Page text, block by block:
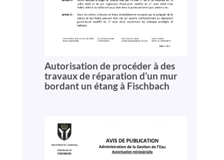
Autorisation de procéder à des
travaux de réparation d’un mur
bordant un étang à Fischbach